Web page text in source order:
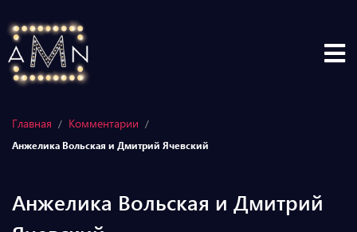
Главная / Комментарии /
Анжелика Вольская и Дмитрий Ячевский
Анжелика Вольская и Дмитрий